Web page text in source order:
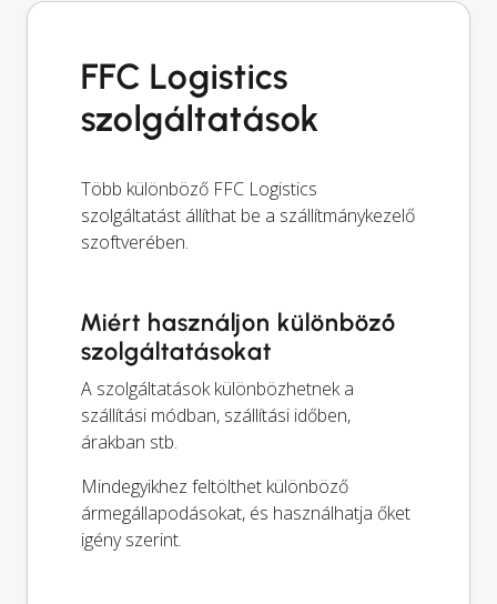
FFC Logistics
szolgáltatások
Több különböző FFC Logistics
szolgáltatást állíthat be a szállítmánykezelő
szoftverében.
Miért használjon különböző
szolgáltatásokat
A szolgáltatások különbözhetnek a
szállítási módban, szállítási időben,
árakban stb.
Mindegyikhez feltölthet különböző
ármegállapodásokat, és használhatja őket
igény szerint.